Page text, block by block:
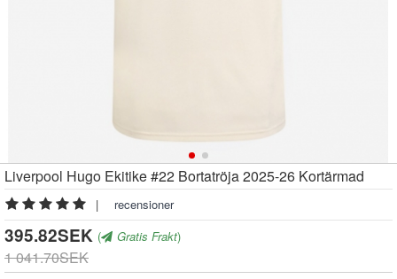
Liverpool Hugo Ekitike #22 Bortatröja 2025-26 Kortärmad
| recensioner
395.82SEK ( Gratis Frakt)
1 041.70SEK